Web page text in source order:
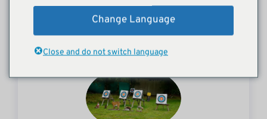
All categories
Change Language
Close and do not switch language